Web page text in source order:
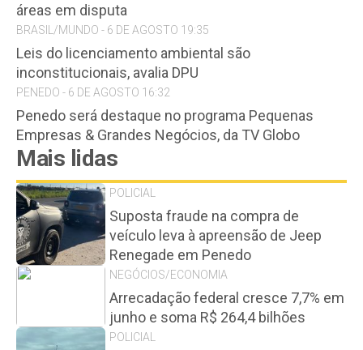
áreas em disputa
BRASIL/MUNDO - 6 DE AGOSTO 19:35
Leis do licenciamento ambiental são
inconstitucionais, avalia DPU
PENEDO - 6 DE AGOSTO 16:32
Penedo será destaque no programa Pequenas
Empresas & Grandes Negócios, da TV Globo
Mais lidas
POLICIAL
Suposta fraude na compra de
veículo leva à apreensão de Jeep
Renegade em Penedo
NEGÓCIOS/ECONOMIA
Arrecadação federal cresce 7,7% em
junho e soma R$ 264,4 bilhões
POLICIAL